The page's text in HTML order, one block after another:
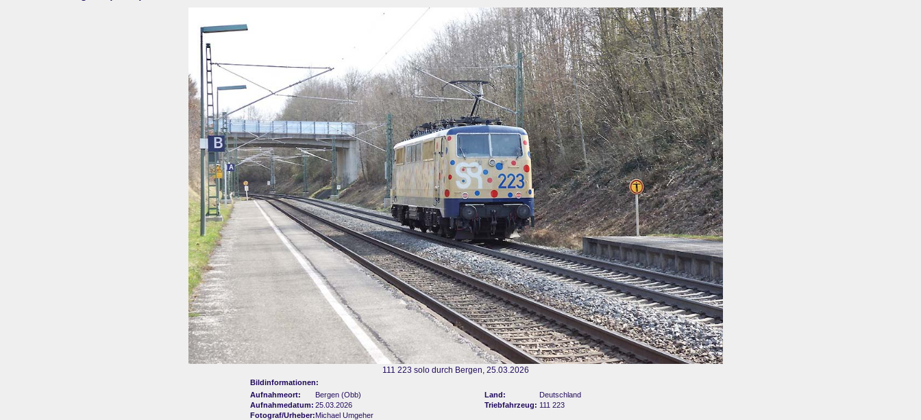
111 223 solo durch Bergen, 25.03.2026
Bildinformationen:
Aufnahmeort:
Bergen (Obb) Land:
Deutschland
Aufnahmedatum: 25.03.2026 Triebfahrzeug: 111 223
Fotograf/Urheber:Michael Umgeher